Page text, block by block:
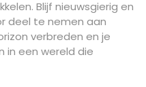
Blijf nieuwsgierig en
deel te nemen aan
verbreden en je
in een wereld die